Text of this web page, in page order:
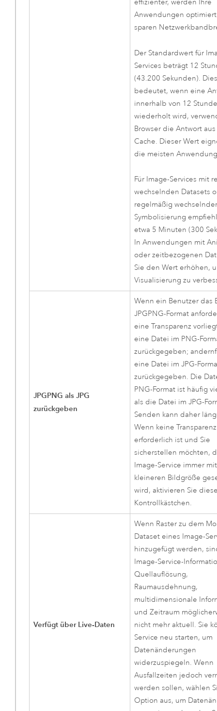
effizienter, werden Ihre
Anwendungen
sparen
Der Standardwert für
Services beträgt 12
(43.200 Sekunden).
bedeutet, wenn eine
innerhalb von 12
wiederholt wird,
Browser die Antwort
Cache. Dieser Wert
die meisten
Für Image-Services mit
wechselnden Datasets
regelmäßig
Symbolisierung
etwa 5 Minuten (300
In Anwendungen mit
oder zeitbezogenen
Sie den Wert erhöhen,
Visualisierung zu
JPGPNG als JPG
zurückgeben
Wenn ein Benutzer das
JPGPNG-Format
eine Transparenz
eine Datei im PNG-
zurückgegeben;
eine Datei im JPG-
zurückgegeben. Die
PNG-Format ist häufig
als die Datei im JPG-
Senden kann daher
Wenn keine Transparenz
erforderlich ist und Sie
sicherstellen möchten,
Image-Service immer
kleineren Bildgröße
wird, aktivieren Sie
Kontrollkästchen.
Verfügt über Live-Daten
Wenn Raster zu dem
Dataset eines Image-
hinzugefügt werden,
Image-Service-
Quellauflösung,
Raumausdehnung,
multidimensionale
und Zeitraum
nicht mehr aktuell. Sie
Service neu starten, um
Datenänderungen
widerzuspiegeln. Wenn
Ausfallzeiten jedoch
werden sollen, wählen
Option aus, um